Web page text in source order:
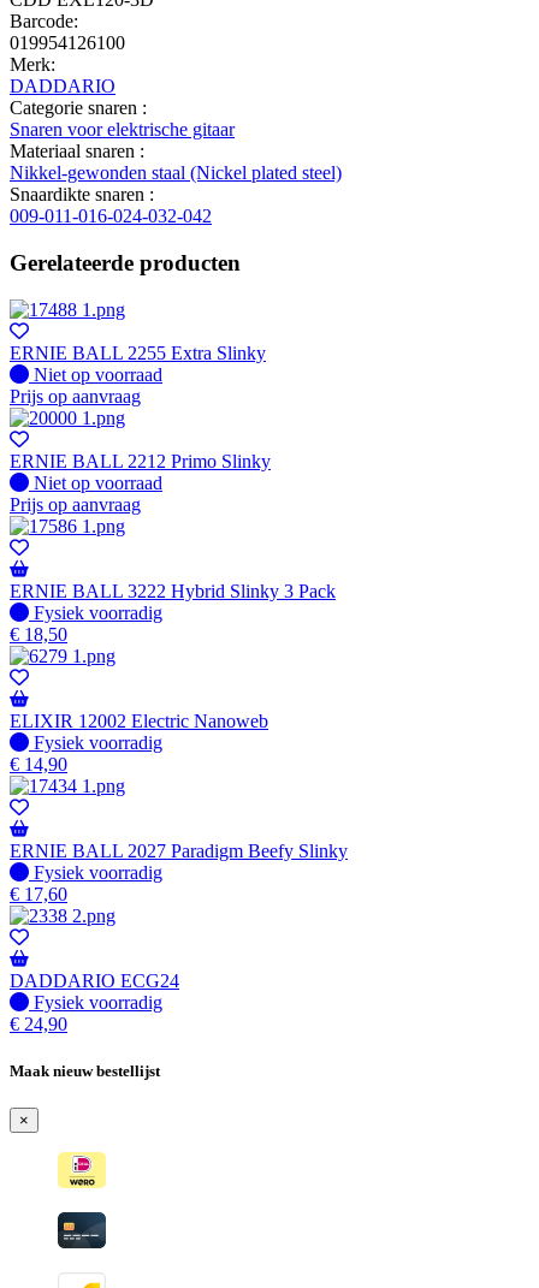
Barcode:
019954126100
Merk:
DADDARIO
Categorie snaren :
Snaren voor elektrische gitaar
Materiaal snaren :
Nikkel-gewonden staal (Nickel plated steel)
Snaardikte snaren :
009-011-016-024-032-042
Gerelateerde producten
ERNIE BALL 2255 Extra Slinky
Fysiek voorradig
Niet op voorraad
Prijs op aanvraag
ERNIE BALL 2212 Primo Slinky
Fysiek voorradig
Niet op voorraad
Prijs op aanvraag
ERNIE BALL 3222 Hybrid Slinky 3 Pack
Fysiek voorradig
Fysiek voorradig
€ 18,50
ELIXIR 12002 Electric Nanoweb
Fysiek voorradig
Fysiek voorradig
€ 14,90
ERNIE BALL 2027 Paradigm Beefy Slinky
Fysiek voorradig
Fysiek voorradig
€ 17,60
DADDARIO ECG24
Fysiek voorradig
Fysiek voorradig
€ 24,90
Maak nieuw bestellijst
×